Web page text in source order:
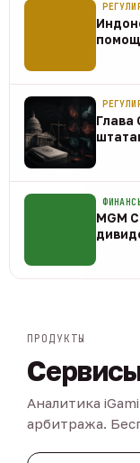
Глава
MGM
ПРОДУКТЫ
Аналитика
арбитража.